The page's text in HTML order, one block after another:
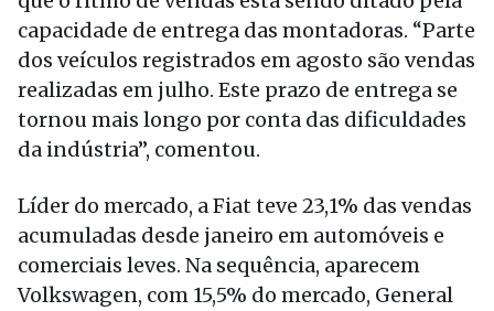
capacidade de entrega das montadoras. “Parte
dos veículos registrados em agosto são vendas
realizadas em julho. Este prazo de entrega se
tornou mais longo por conta das dificuldades
da indústria”, comentou.
Líder do mercado, a Fiat teve 23,1% das vendas
acumuladas desde janeiro em automóveis e
comerciais leves. Na sequência, aparecem
Volkswagen, com 15,5% do mercado, General